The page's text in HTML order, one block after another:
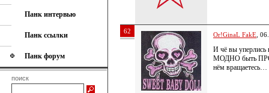
Панк интервью
Панк ссылки
Панк форум
поиск
62 Or!GinaL FakE ,
И чё вы
МОДНО быть
нём вращаетесь…